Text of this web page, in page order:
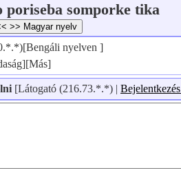
poriseba somporke tika
nyelven ]
[Látogató (216.73.*.*) | Bejelentkezés